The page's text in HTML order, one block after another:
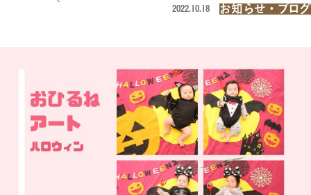
2022.10.18 お知らせ・ブログ